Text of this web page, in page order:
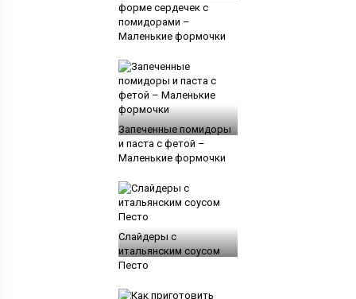
форме сердечек с
помидорами –
Маленькие формочки
Запеченные помидоры
и паста с фетой –
Маленькие формочки
Слайдеры с
итальянским соусом
Песто